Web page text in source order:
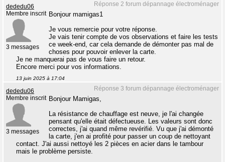
Réponse 2 forum dépannage électroménager
dededu06
Membre inscrit
3 messages
Bonjour mamigas1
Je vous remercie pour votre réponse.
Je vais tenir compte de vos observations et faire les tests
ce week-end, car cela demande de démonter pas mal de
choses pour pouvoir enlever la carte.
Je ne manquerai pas de vous faire un retour.
Encore merci pour vos informations.
13 juin 2025 à 17:04
Réponse 3 forum dépannage électroménager
dededu06
Membre inscrit
3 messages
Bonjour Mamigas,
La résistance de chauffage est neuve, je l'ai changée
pensant qu'elle était défectueuse. Les valeurs sont donc
correctes, j'ai quand même revérifié. Vu que j'ai démonté
la carte, j'en ai profité pour passer un coup de nettoyant
contact. J'ai aussi nettoyé les 2 pièces en acier dans le tambour
mais le problème persiste.